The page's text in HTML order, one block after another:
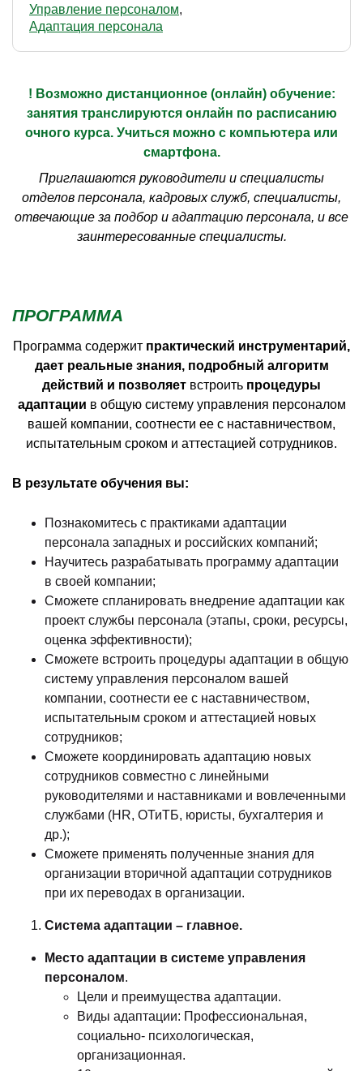
Управление персоналом
Адаптация персонала
! Возможно дистанционное (онлайн) обучение:
занятия транслируются онлайн по расписанию
очного курса. Учиться можно с компьютера или
смартфона.
Приглашаются руководители и специалисты
отделов персонала, кадровых служб, специалисты,
отвечающие за подбор и адаптацию персонала, и все
заинтересованные специалисты.
ПРОГРАММА
Программа содержит практический инструментарий,
дает реальные знания, подробный алгоритм
действий и позволяет встроить процедуры
адаптации в общую систему управления персоналом
вашей компании, соотнести ее с наставничеством,
испытательным сроком и аттестацией сотрудников.
В результате обучения вы:
Познакомитесь с практиками адаптации
персонала западных и российских компаний;
Научитесь разрабатывать программу адаптации
в своей компании;
Сможете спланировать внедрение адаптации как
проект службы персонала (этапы, сроки, ресурсы,
оценка эффективности);
Сможете встроить процедуры адаптации в общую
систему управления персоналом вашей
компании, соотнести ее с наставничеством,
испытательным сроком и аттестацией новых
сотрудников;
Сможете координировать адаптацию новых
сотрудников совместно с линейными
руководителями и наставниками и вовлеченными
службами (HR, ОТиТБ, юристы, бухгалтерия и
др.);
Сможете применять полученные знания для
организации вторичной адаптации сотрудников
при их переводах в организации.
Система адаптации – главное.
Место адаптации в системе управления
персоналом.
Цели и преимущества адаптации.
Виды адаптации: Профессиональная,
социально- психологическая,
организационная.